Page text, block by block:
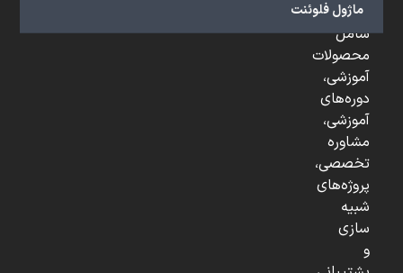
ماژول فلوئنت
ما
شامل
محصولات
آموزشی،
دوره‌های
آموزشی،
مشاوره
تخصصی،
پروژه‌های
شبیه
سازی
و